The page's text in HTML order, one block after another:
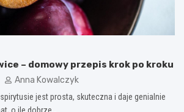
– domowy przepis krok po kroku
Anna Kowalczyk
jest prosta, skuteczna i daje genialnie
o ile dobrze…